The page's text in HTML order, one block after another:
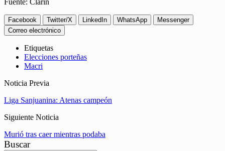
Facebook Twitter/X LinkedIn WhatsApp
Messenger
Correo electrónico
Etiquetas
Elecciones porteñas
Macri
Noticia Previa
Liga Sanjuanina: Atenas campeón
Siguiente Noticia
Murió tras caer mientras podaba
Buscar